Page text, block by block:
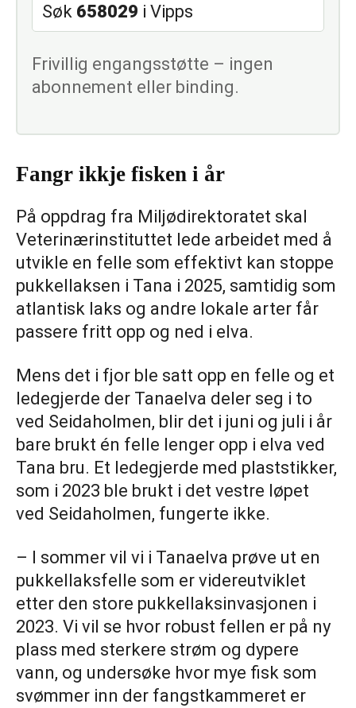
Søk 658029 i Vipps
Frivillig engangsstøtte – ingen
abonnement eller binding.
Fangr ikkje fisken i år
På oppdrag fra Miljødirektoratet skal
Veterinærinstituttet lede arbeidet med å
utvikle en felle som effektivt kan stoppe
pukkellaksen i Tana i 2025, samtidig som
atlantisk laks og andre lokale arter får
passere fritt opp og ned i elva.
Mens det i fjor ble satt opp en felle og et
ledegjerde der Tanaelva deler seg i to
ved Seidaholmen, blir det i juni og juli i år
bare brukt én felle lenger opp i elva ved
Tana bru. Et ledegjerde med plaststikker,
som i 2023 ble brukt i det vestre løpet
ved Seidaholmen, fungerte ikke.
– I sommer vil vi i Tanaelva prøve ut en
pukkellaksfelle som er videreutviklet
etter den store pukkellaksinvasjonen i
2023. Vi vil se hvor robust fellen er på ny
plass med sterkere strøm og dypere
vann, og undersøke hvor mye fisk som
svømmer inn der fangstkammeret er